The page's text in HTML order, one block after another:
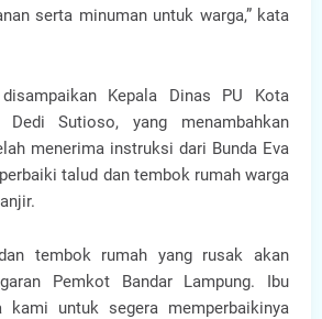
serta minuman untuk warga,” kata
Kepala Dinas PU Kota
Dedi Sutioso, yang menambahkan
menerima instruksi dari Bunda Eva
talud dan tembok rumah warga
tembok rumah yang rusak akan
Pemkot Bandar Lampung. Ibu
kami untuk segera memperbaikinya